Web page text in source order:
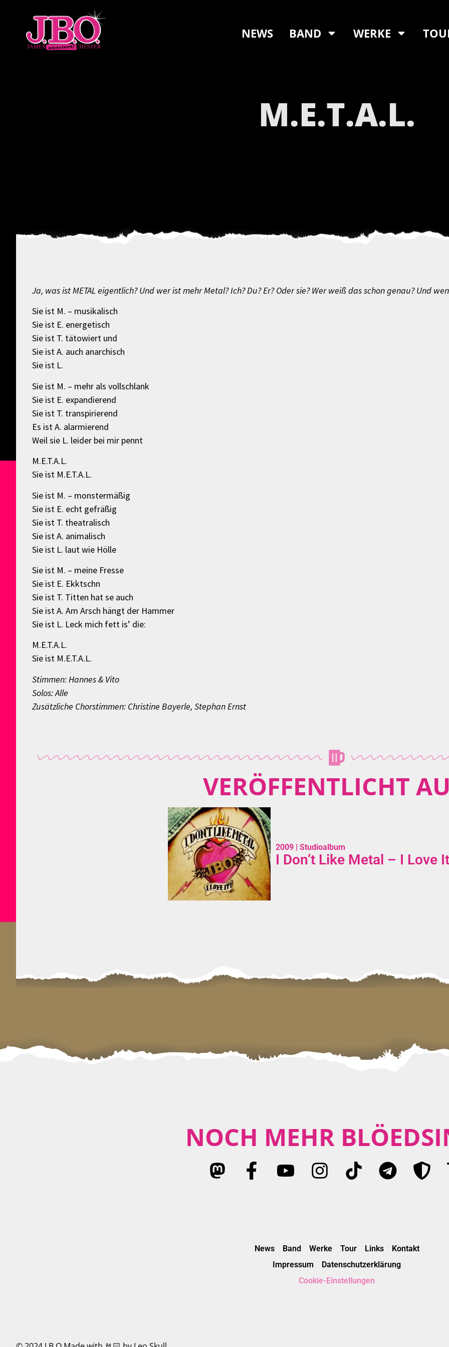
NEWS BAND WERKE
M.E.T.A.L.
Ja, was ist METAL eigentlich? Und wer ist mehr Metal? Ich? Du? Er? Oder sie? Wer weiß das schon genau? Und
Sie ist M. – musikalisch
Sie ist E. energetisch
Sie ist T. tätowiert und
Sie ist A. auch anarchisch
Sie ist L.
Sie ist M. – mehr als vollschlank
Sie ist E. expandierend
Sie ist T. transpirierend
Es ist A. alarmierend
Weil sie L. leider bei mir pennt
M.E.T.A.L.
Sie ist M.E.T.A.L.
Sie ist M. – monstermäßig
Sie ist E. echt gefräßig
Sie ist T. theatralisch
Sie ist A. animalisch
Sie ist L. laut wie Hölle
Sie ist M. – meine Fresse
Sie ist E. Ekktschn
Sie ist T. Titten hat se auch
Sie ist A. Am Arsch hängt der Hammer
Sie ist L. Leck mich fett is’ die:
M.E.T.A.L.
Sie ist M.E.T.A.L.
Stimmen: Hannes & Vito
Solos: Alle
Zusätzliche Chorstimmen: Christine Bayerle, Stephan Ernst
VERÖFFENTLICHT
2009 | Studioalbum
I Don’t Like Metal – I Love
NOCH MEHR
News Band Werke Tour Links
Kontakt
Impressum
Datenschutzerklärung
Cookie-Einstellungen